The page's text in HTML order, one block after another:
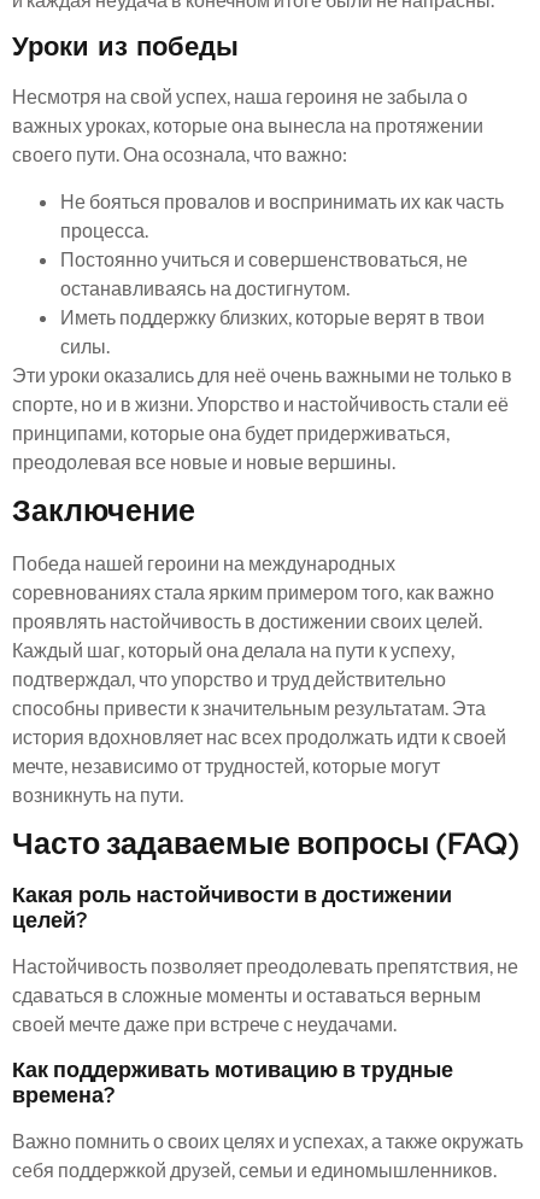
Уроки из победы
Несмотря на свой успех, наша героиня не забыла о
важных уроках, которые она вынесла на протяжении
своего пути. Она осознала, что важно:
Не бояться провалов и воспринимать их как часть
процесса.
Постоянно учиться и совершенствоваться, не
останавливаясь на достигнутом.
Иметь поддержку близких, которые верят в твои
силы.
Эти уроки оказались для неё очень важными не только в
спорте, но и в жизни. Упорство и настойчивость стали её
принципами, которые она будет придерживаться,
преодолевая все новые и новые вершины.
Заключение
Победа нашей героини на международных
соревнованиях стала ярким примером того, как важно
проявлять настойчивость в достижении своих целей.
Каждый шаг, который она делала на пути к успеху,
подтверждал, что упорство и труд действительно
способны привести к значительным результатам. Эта
история вдохновляет нас всех продолжать идти к своей
мечте, независимо от трудностей, которые могут
возникнуть на пути.
Часто задаваемые вопросы (FAQ)
Какая роль настойчивости в достижении
целей?
Настойчивость позволяет преодолевать препятствия, не
сдаваться в сложные моменты и оставаться верным
своей мечте даже при встрече с неудачами.
Как поддерживать мотивацию в трудные
времена?
Важно помнить о своих целях и успехах, а также окружать
себя поддержкой друзей, семьи и единомышленников.